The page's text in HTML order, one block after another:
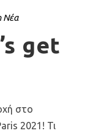
Νέα
get
στο
2021! Τι